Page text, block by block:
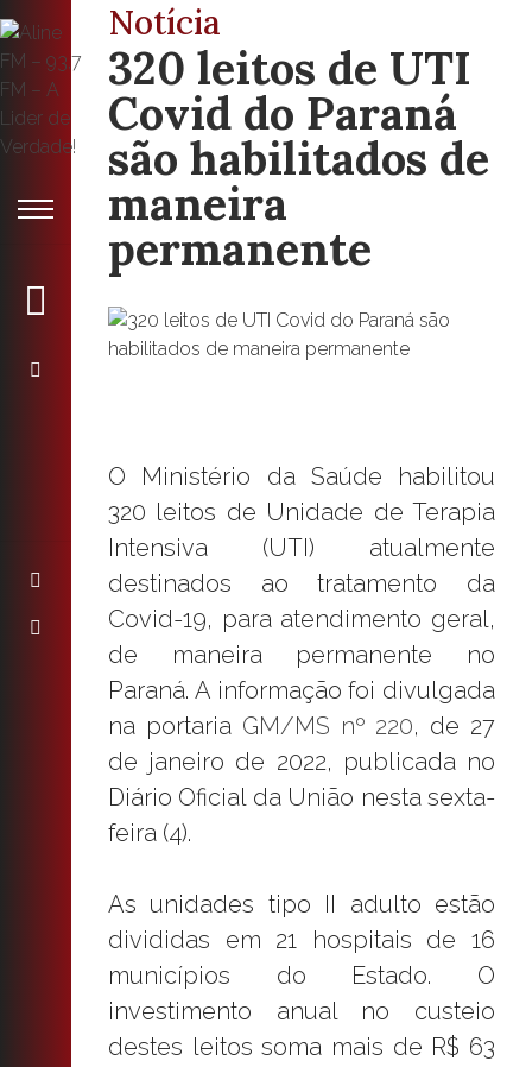
Notícia
320 leitos de UTI
Covid do Paraná
são habilitados de
maneira
permanente
O Ministério da Saúde habilitou
320 leitos de Unidade de Terapia
Intensiva (UTI) atualmente
destinados ao tratamento da
Covid-19, para atendimento geral,
de maneira permanente no
Paraná. A informação foi divulgada
na portaria GM/MS nº 220, de 27
de janeiro de 2022, publicada no
Diário Oficial da União nesta sexta-
feira (4).
As unidades tipo II adulto estão
divididas em 21 hospitais de 16
municípios do Estado. O
investimento anual no custeio
destes leitos soma mais de R$ 63